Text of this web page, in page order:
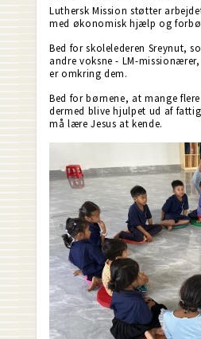
Luthersk Mission støtter
med økonomisk hjælp og
Bed for skolelederen Sreynut,
andre voksne - LM-
er omkring dem.
Bed for børnene, at mange
dermed blive hjulpet ud af
må lære Jesus at kende.